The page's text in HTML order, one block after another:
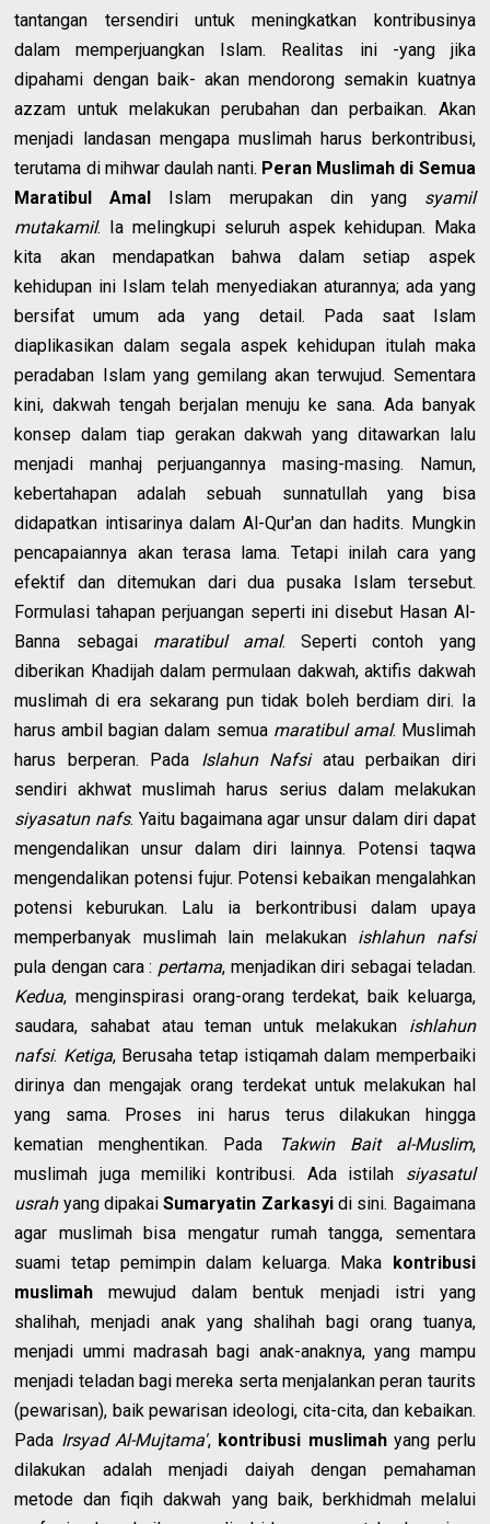
tantangan tersendiri untuk meningkatkan kontribusinya
dalam memperjuangkan Islam. Realitas ini -yang jika
dipahami dengan baik- akan mendorong semakin kuatnya
azzam untuk melakukan perubahan dan perbaikan. Akan
menjadi landasan mengapa muslimah harus berkontribusi,
terutama di mihwar daulah nanti. Peran Muslimah di Semua
Maratibul Amal Islam merupakan din yang syamil
mutakamil. Ia melingkupi seluruh aspek kehidupan. Maka
kita akan mendapatkan bahwa dalam setiap aspek
kehidupan ini Islam telah menyediakan aturannya; ada yang
bersifat umum ada yang detail. Pada saat Islam
diaplikasikan dalam segala aspek kehidupan itulah maka
peradaban Islam yang gemilang akan terwujud. Sementara
kini, dakwah tengah berjalan menuju ke sana. Ada banyak
konsep dalam tiap gerakan dakwah yang ditawarkan lalu
menjadi manhaj perjuangannya masing-masing. Namun,
kebertahapan adalah sebuah sunnatullah yang bisa
didapatkan intisarinya dalam Al-Qur'an dan hadits. Mungkin
pencapaiannya akan terasa lama. Tetapi inilah cara yang
efektif dan ditemukan dari dua pusaka Islam tersebut.
Formulasi tahapan perjuangan seperti ini disebut Hasan Al-
Banna sebagai maratibul amal. Seperti contoh yang
diberikan Khadijah dalam permulaan dakwah, aktifis dakwah
muslimah di era sekarang pun tidak boleh berdiam diri. Ia
harus ambil bagian dalam semua maratibul amal. Muslimah
harus berperan. Pada Islahun Nafsiatau perbaikan diri
sendiri akhwat muslimah harus serius dalam melakukan
siyasatun nafs. Yaitu bagaimana agar unsur dalam diri dapat
mengendalikan unsur dalam diri lainnya. Potensi taqwa
mengendalikan potensi fujur. Potensi kebaikan mengalahkan
potensi keburukan. Lalu ia berkontribusi dalam upaya
memperbanyak muslimah lain melakukan ishlahun nafsi
pula dengan cara : pertama, menjadikan diri sebagai teladan.
Kedua, menginspirasi orang-orang terdekat, baik keluarga,
saudara, sahabat atau teman untuk melakukan ishlahun
nafsi. Ketiga, Berusaha tetap istiqamah dalam memperbaiki
dirinya dan mengajak orang terdekat untuk melakukan hal
yang sama. Proses ini harus terus dilakukan hingga
kematian menghentikan. Pada
Takwin Bait al-Muslim,
muslimah juga memiliki kontribusi. Ada istilah siyasatul
usrahyang dipakaiSumaryatin Zarkasyidi sini. Bagaimana
agar muslimah bisa mengatur rumah tangga, sementara
suami tetap pemimpin dalam keluarga. Maka kontribusi
muslimah mewujud dalam bentuk menjadi istri yang
shalihah, menjadi anak yang shalihah bagi orang tuanya,
menjadi ummi madrasah bagi anak-anaknya, yang mampu
menjadi teladan bagi mereka serta menjalankan peran taurits
(pewarisan), baik pewarisan ideologi, cita-cita, dan kebaikan.
Pada Irsyad Al-Mujtama', kontribusi muslimahyang perlu
dilakukan adalah menjadi daiyah dengan pemahaman
metode dan fiqih dakwah yang baik, berkhidmah melalui